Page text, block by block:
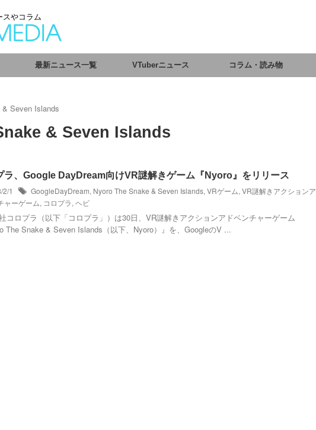
スやコラム
最新ニュース一覧 VTuberニュース コラム・読み物
Seven Islands
& Seven Islands
ラ、Google DayDream向けVR謎解きゲーム『Nyoro』をリリース
2/1
GoogleDayDream, Nyoro The Snake & Seven Islands, VRゲーム, VR謎解きアクションア
ャーゲーム, コロプラ, ヘビ
コロプラ（以下「コロプラ」）は30日、VR謎解きアクションアドベンチャーゲーム
The Snake & Seven Islands（以下、Nyoro）』を、GoogleのV ...